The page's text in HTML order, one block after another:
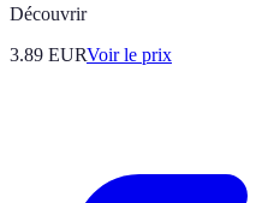
Découvrir
3.89 EURVoir le prix